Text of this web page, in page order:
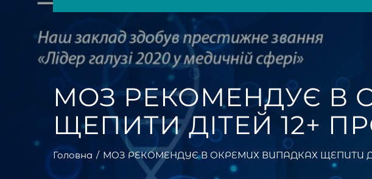
МОЗ РЕКОМЕНДУЄ В
ЩЕПИТИ ДІТЕЙ 12+
Головна МОЗ РЕКОМЕНДУЄ В ОКРЕМИХ ВИПАДКАХ ЩЕПИТИ